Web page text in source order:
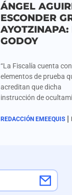
ÁNGEL
ESCONDER
AYOTZINAPA:
GODOY
“La Fiscalía cuenta con
elementos de prueba
acreditan que dicha
instrucción de
por el entonces
REDACCIÓN EMEEQUIS